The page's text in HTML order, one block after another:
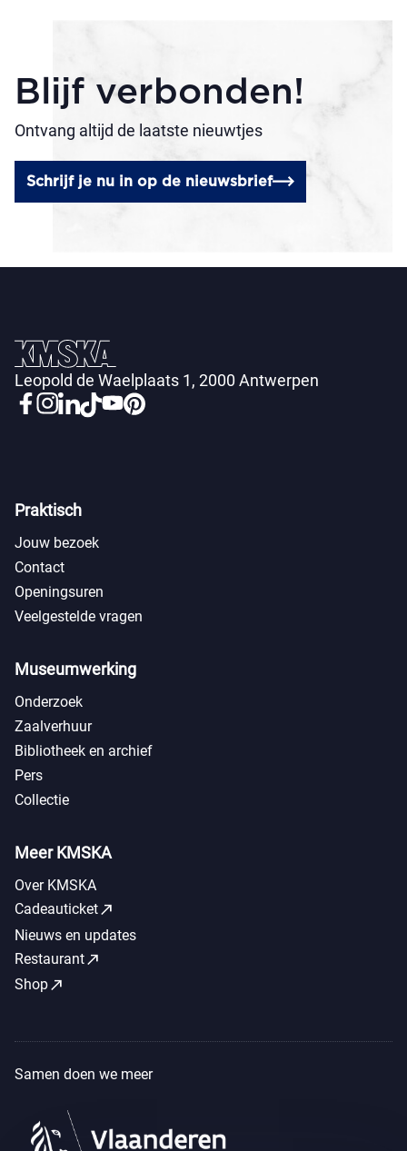
Blijf verbonden!
Ontvang altijd de laatste nieuwtjes
Schrijf je nu in op de nieuwsbrief
Leopold de Waelplaats 1, 2000 Antwerpen
Praktisch
Jouw bezoek
Contact
Openingsuren
Veelgestelde vragen
Museumwerking
Onderzoek
Zaalverhuur
Bibliotheek en archief
Pers
Collectie
Meer KMSKA
Over KMSKA
Cadeauticketcall_made
Nieuws en updates
Restaurantcall_made
Shopcall_made
Samen doen we meer